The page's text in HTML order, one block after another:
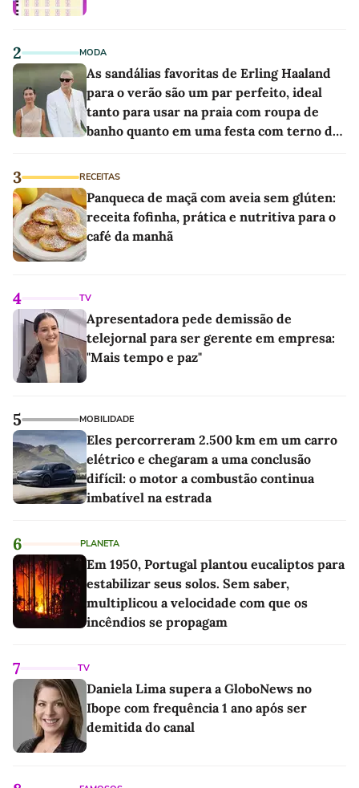
2 MODA
As sandálias favoritas de Erling Haaland
para o verão são um par perfeito, ideal
tanto para usar na praia com roupa de
banho quanto em uma festa com terno de
3 RECEITAS
Panqueca de maçã com aveia sem glúten:
receita fofinha, prática e nutritiva para o
café da manhã
4 TV
Apresentadora pede demissão de
telejornal para ser gerente em empresa:
"Mais tempo e paz"
5 MOBILIDADE
Eles percorreram 2.500 km em um carro
elétrico e chegaram a uma conclusão
difícil: o motor a combustão continua
imbatível na estrada
6 PLANETA
Em 1950, Portugal plantou eucaliptos para
estabilizar seus solos. Sem saber,
multiplicou a velocidade com que os
incêndios se propagam
7 TV
Daniela Lima supera a GloboNews no
Ibope com frequência 1 ano após ser
demitida do canal